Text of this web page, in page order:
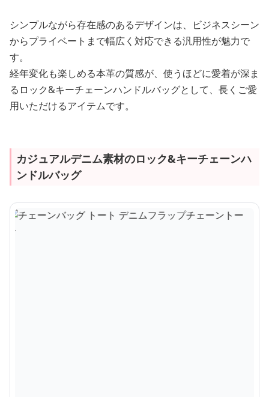
シンプルながら存在感のあるデザインは、ビジネスシーン
からプライベートまで幅広く対応できる汎用性が魅力で
す。
経年変化も楽しめる本革の質感が、使うほどに愛着が深ま
るロック&キーチェーンハンドルバッグとして、長くご愛
用いただけるアイテムです。
カジュアルデニム素材のロック&キーチェーンハ
ンドルバッグ